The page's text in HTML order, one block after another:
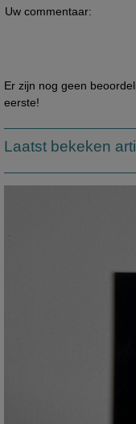
Uw commentaar:
Er zijn nog geen
eerste!
Laatst bekeken